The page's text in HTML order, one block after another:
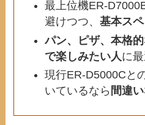
最上位機ER-
避けつつ、 基本ス
パン、ピザ、本格
で楽しみたい人 に最
現行ER-D5000Cと
いているなら 間違